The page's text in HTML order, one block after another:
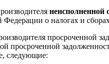
неисполненной
Федерации о налогах и
просроченной
следующие: